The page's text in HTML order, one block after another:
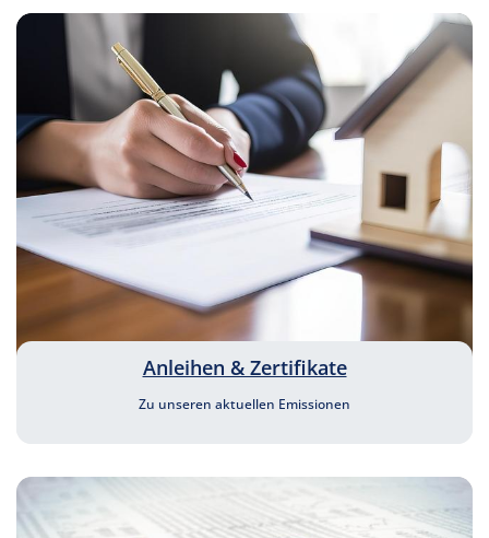
Anleihen & Zertifikate
Zu unseren aktuellen Emissionen